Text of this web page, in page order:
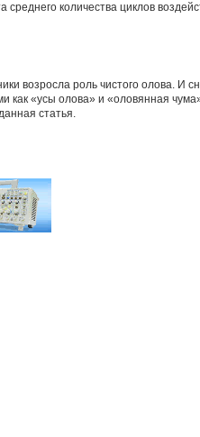
количества циклов
возросла роль чистого олова. И
как «усы олова» и «оловянная
статья.